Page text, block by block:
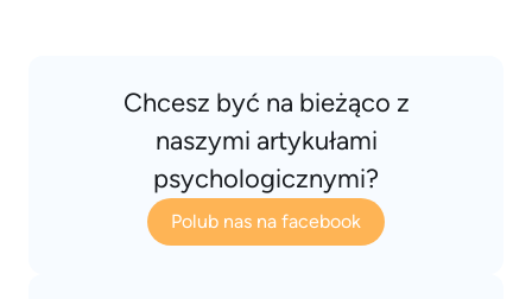
Chcesz być na bieżąco z
naszymi artykułami
psychologicznymi?
Polub nas na facebook